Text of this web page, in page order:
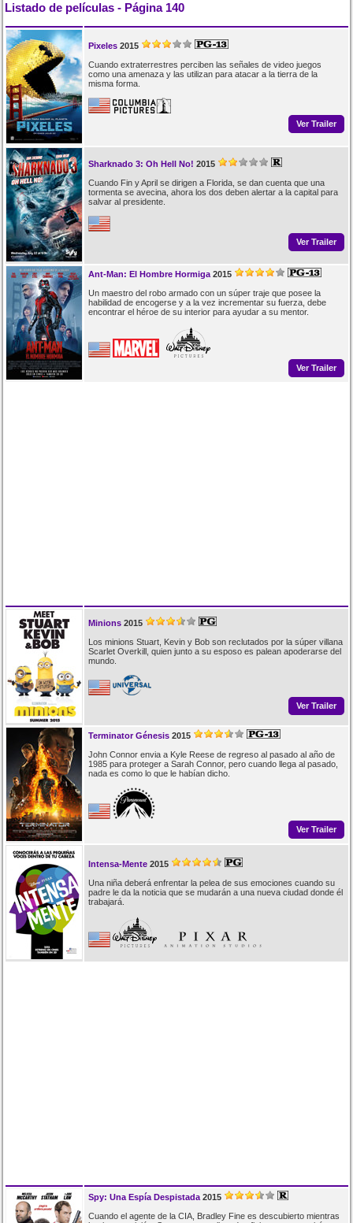
Listado de películas - Página 140
Pixeles 2015
Cuando extraterrestres perciben las señales de video juegos
como una amenaza y las utilizan para atacar a la tierra de la
misma forma.
Ver Trailer
Sharknado 3: Oh Hell No! 2015
Cuando Fin y April se dirigen a Florida, se dan cuenta que una
tormenta se avecina, ahora los dos deben alertar a la capital para
salvar al presidente.
Ver Trailer
Ant-Man: El Hombre Hormiga 2015
Un maestro del robo armado con un súper traje que posee la
habilidad de encogerse y a la vez incrementar su fuerza, debe
encontrar el héroe de su interior para ayudar a su mentor.
Ver Trailer
Minions 2015
Los minions Stuart, Kevin y Bob son reclutados por la súper villana
Scarlet Overkill, quien junto a su esposo es palean apoderarse del
mundo.
Ver Trailer
Terminator Génesis 2015
John Connor envia a Kyle Reese de regreso al pasado al año de
1985 para proteger a Sarah Connor, pero cuando llega al pasado,
nada es como lo que le habían dicho.
Ver Trailer
Intensa-Mente 2015
Una niña deberá enfrentar la pelea de sus emociones cuando su
padre le da la noticia que se mudarán a una nueva ciudad donde él
trabajará.
Spy: Una Espía Despistada 2015
Cuando el agente de la CIA, Bradley Fine es descubierto mientras